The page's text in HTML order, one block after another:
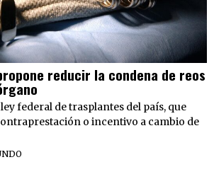
reducir la condena de reos
federal de trasplantes del país, que
o incentivo a cambio de